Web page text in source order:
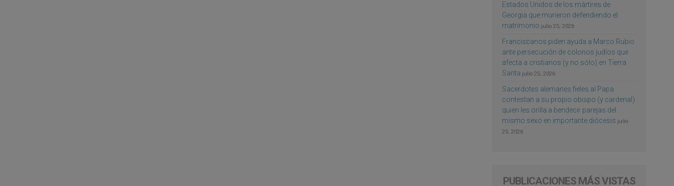
Estados Unidos de los mártires de
Georgia que murieron defendiendo el
matrimonio julio 25, 2026
Franciscanos piden ayuda a Marco Rubio
ante persecución de colonos judíos que
afecta a cristianos (y no sólo) en Tierra
Santa julio 25, 2026
Sacerdotes alemanes fieles al Papa
contestan a su propio obispo (y cardenal)
quien les orilla a bendecir parejas del
mismo sexo en importante diócesis julio
25, 2026
PUBLICACIONES MÁS VISTAS